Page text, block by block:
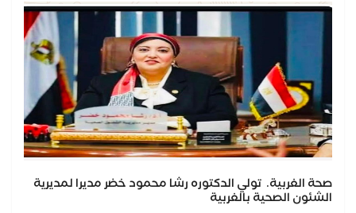
صحة الغربية. تولي الدكتوره رشا محمود خضر مديرا لمديرية
الشئون الصحية بالغربية